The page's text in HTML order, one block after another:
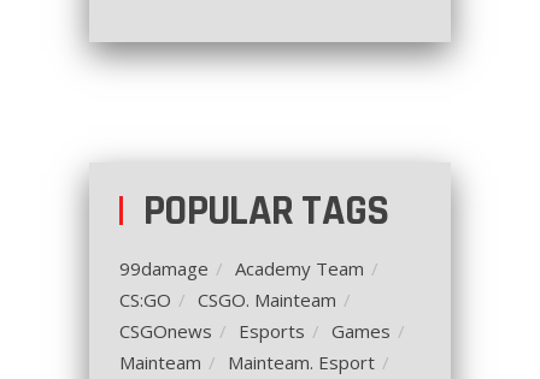
POPULAR TAGS
99damage
Academy Team
CS:GO
CSGO. Mainteam
CSGOnews
Esports
Games
Mainteam
Mainteam. Esport